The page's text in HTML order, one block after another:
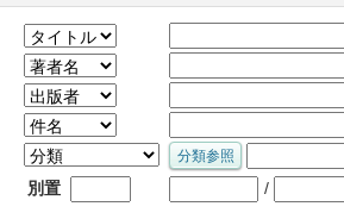
別置 /